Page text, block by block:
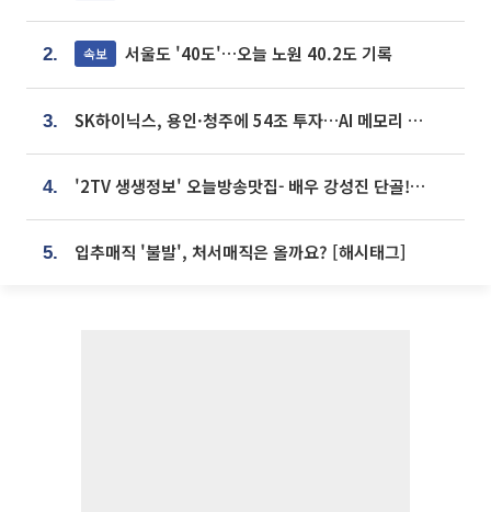
2. 속보 서울도 '40도'…오늘 노원 40.2도 기록
3. SK하이닉스, 용인·청주에 54조 투자…AI 메모리 생산기지 키운다
4. '2TV 생생정보' 오늘방송맛집- 배우 강성진 단골! 쌀국수ㆍ푸팟퐁 커리 맛집 '블○○○'
5. 입추매직 '불발', 처서매직은 올까요? [해시태그]